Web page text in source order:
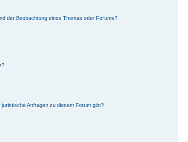
der Beobachtung eines Themas oder Forums?
Anfragen zu diesem Forum gibt?